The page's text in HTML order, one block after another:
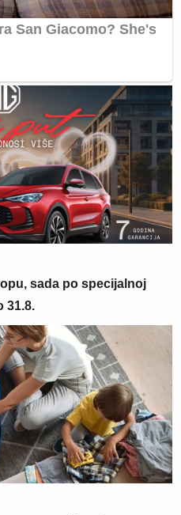
sada po specijalnoj
31.8.